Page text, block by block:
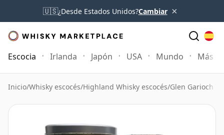
🇺🇸¿Desde Estados Unidos?Cambiar ×
Escocia Irlanda Japón USA Mundo Más
Inicio/Whisky escocés/Highland Whisky escocés/Glen Garioch